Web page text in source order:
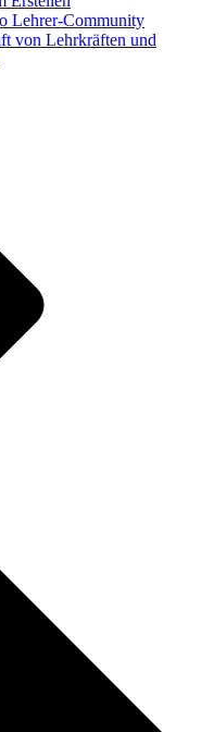
Lehrer-Community
von Lehrkräften und